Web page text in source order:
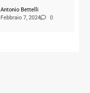
Antonio Bettelli
Febbraio 7, 2024
0